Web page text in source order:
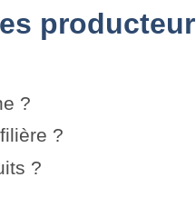
?
?
?